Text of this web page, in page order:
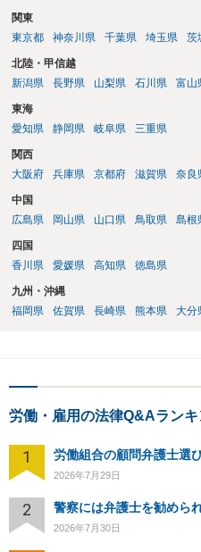
は、第三者から支払ってもらうこ
要になると思います（良い会社で
が・・・）。極めて専門的な話で
関東
東京都
神奈川県 千葉県 埼玉県 茨
北陸・甲信越
新潟県
長野県 山梨県 石川県 富山
東海
愛知県
静岡県 岐阜県 三重県
関西
大阪府
兵庫県 京都府 滋賀県 奈良
中国
広島県
岡山県 山口県 鳥取県 島根
四国
香川県
愛媛県 高知県 徳島県
九州・沖縄
福岡県
佐賀県 長崎県 熊本県 大分
労働・雇用の法律Q&Aランキ
1 労働組合の顧問弁護士選
2026年7月29日
2
2026年7月30日